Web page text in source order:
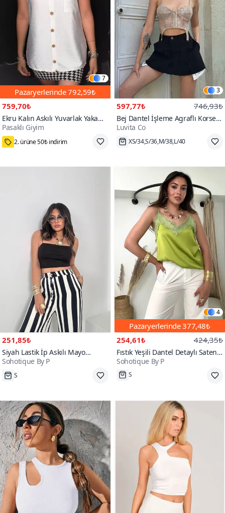
7
Pazaryerlerinde792,59₺
759,70₺
Ekru Kalın Askılı Yuvarlak Yaka
Düğmeli Keten Beyaz Gömlek
Bluz
Pasaklı Giyim
300+
2. ürüne 50₺ indirim
3
597,77₺ 746,93₺
Bej Dantel İşleme Agraflı Korse
Crop
Luvita Co
XS/34,S/36,M/38,L/40
251,85₺
Siyah Lastik İp Askılı Mayo
Kumaş Crop
Sohotique By P
S
4
Pazaryerlerinde377,48₺
254,61₺
424,35₺
Fıstık Yeşili Dantel Detaylı Saten
Askılı Bluz
Sohotique By P
S